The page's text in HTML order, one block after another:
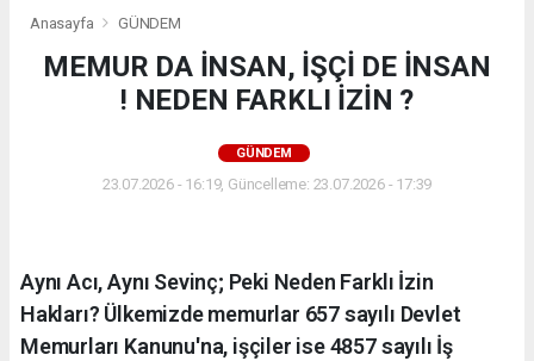
Anasayfa GÜNDEM
MEMUR DA İNSAN, İŞÇİ DE İNSAN
! NEDEN FARKLI İZİN ?
GÜNDEM
23.07.2026 - 16:19, Güncelleme: 23.07.2026 - 17:39
Aynı Acı, Aynı Sevinç; Peki Neden Farklı İzin
Hakları? Ülkemizde memurlar 657 sayılı Devlet
Memurları Kanunu'na, işçiler ise 4857 sayılı İş